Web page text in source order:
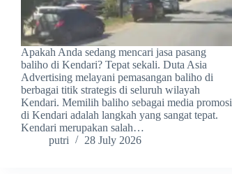
Apakah Anda sedang mencari jasa pasang
baliho di Kendari? Tepat sekali. Duta Asia
Advertising melayani pemasangan baliho di
berbagai titik strategis di seluruh wilayah
Kendari. Memilih baliho sebagai media promosi
di Kendari adalah langkah yang sangat tepat.
Kendari merupakan salah…
putri
28 July 2026